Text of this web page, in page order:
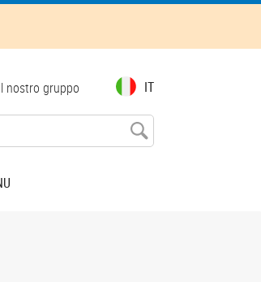
IT
nostro gruppo